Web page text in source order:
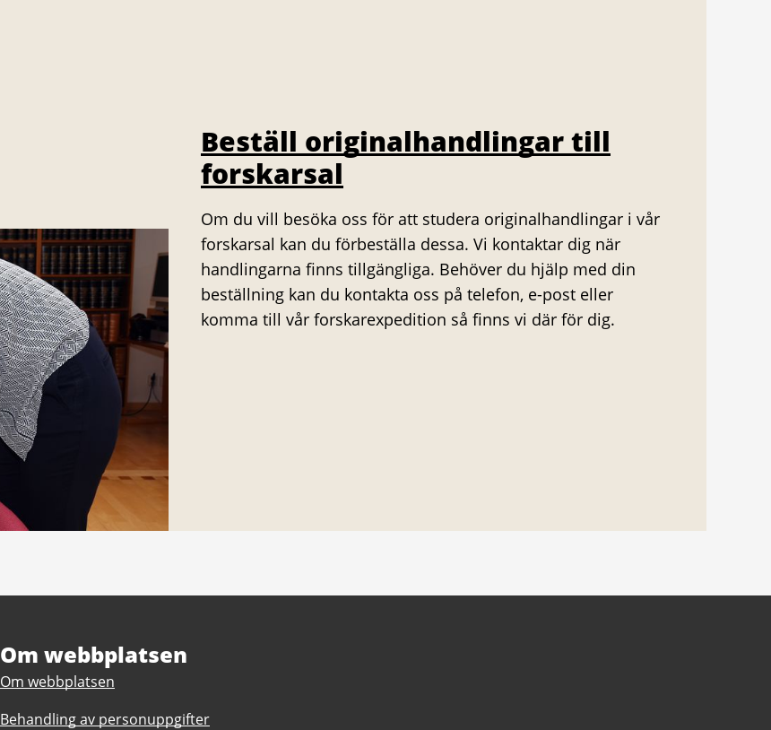
Beställ originalhandlingar till
forskarsal
Om du vill besöka oss för att studera originalhandlingar i vår
forskarsal kan du förbeställa dessa. Vi kontaktar dig när
handlingarna finns tillgängliga. Behöver du hjälp med din
beställning kan du kontakta oss på telefon, e-post eller
komma till vår forskarexpedition så finns vi där för dig.
Om webbplatsen
Om webbplatsen
Behandling av personuppgifter